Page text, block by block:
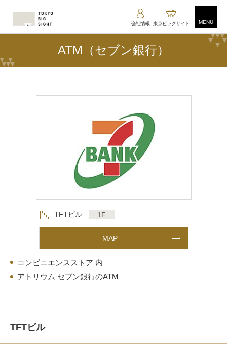
会社情報 東京ビッグサイト MENU
ATM（セブン銀行）
フロア
TFTビル 1F
MAP
コンビニエンスストア 内
アトリウム セブン銀行のATM
TFTビル